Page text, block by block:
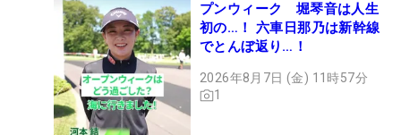
プンウィーク 堀琴音は人生
初の…！ 六車日那乃は新幹線
でとんぼ返り…！
2026年8月7日 (金) 11時57分
1